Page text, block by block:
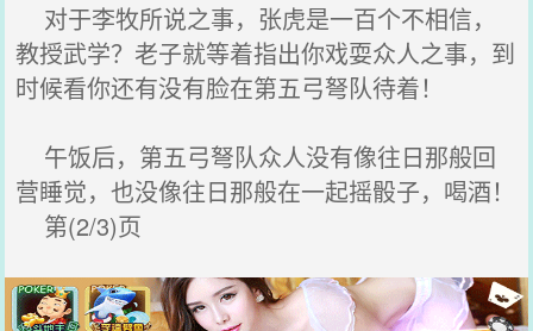
对于李牧所说之事，张虎是一百个不相信，
教授武学？老子就等着指出你戏耍众人之事，到
时候看你还有没有脸在第五弓弩队待着！
午饭后，第五弓弩队众人没有像往日那般回
营睡觉，也没像往日那般在一起摇骰子，喝酒！
第(2/3)页